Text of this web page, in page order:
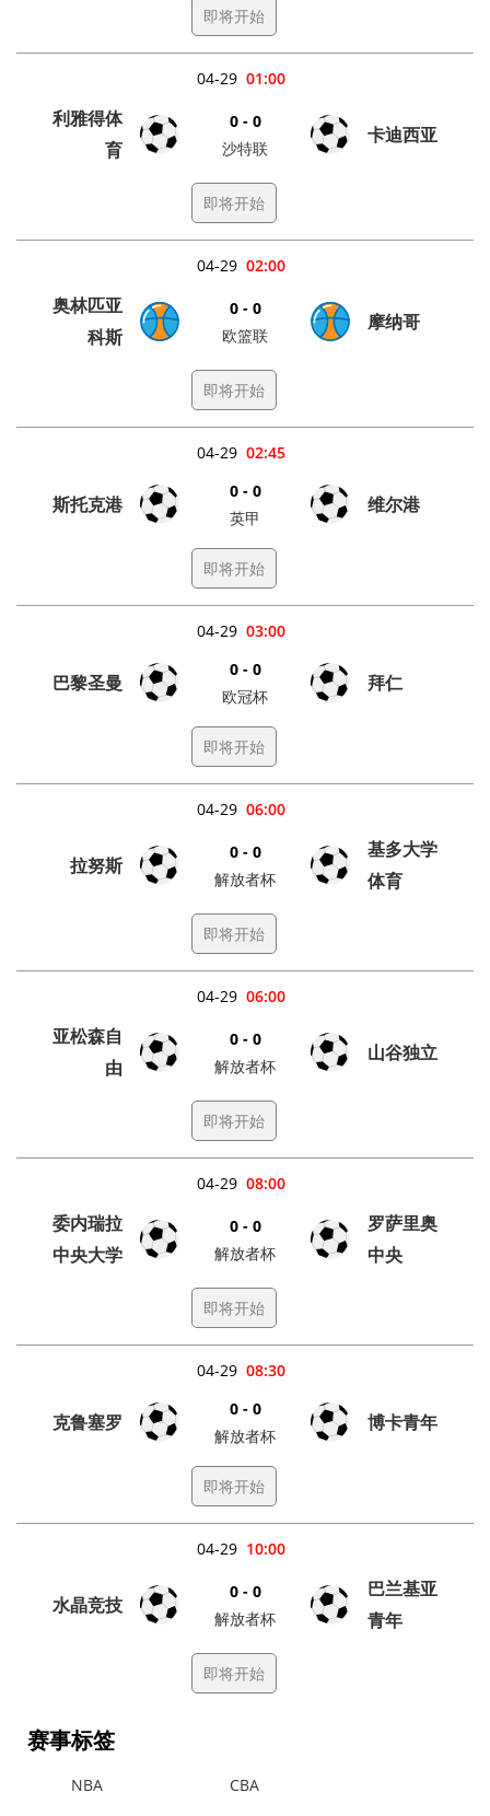
即将开始
01:00
04-29
利雅得体
育
0 - 0
沙特联
卡迪西亚
即将开始
02:00
04-29
奥林匹亚
科斯
0 - 0
欧篮联
摩纳哥
即将开始
02:45
04-29
斯托克港
0 - 0
英甲
维尔港
即将开始
03:00
04-29
巴黎圣曼
0 - 0
欧冠杯
拜仁
即将开始
06:00
04-29
拉努斯
0 - 0
解放者杯
基多大学
体育
即将开始
06:00
04-29
亚松森自
由
0 - 0
解放者杯
山谷独立
即将开始
08:00
04-29
委内瑞拉
中央大学
0 - 0
解放者杯
罗萨里奥
中央
即将开始
08:30
04-29
克鲁塞罗
0 - 0
解放者杯
博卡青年
即将开始
10:00
04-29
水晶竞技
0 - 0
解放者杯
巴兰基亚
青年
即将开始
赛事标签
NBA CBA